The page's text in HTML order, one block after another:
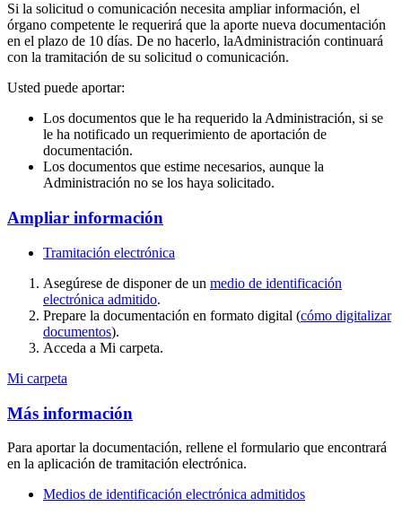
Si la solicitud o comunicación necesita ampliar información, el
órgano competente le requerirá que la aporte nueva documentación
en el plazo de 10 días. De no hacerlo, laAdministración continuará
con la tramitación de su solicitud o comunicación.
Usted puede aportar:
Los documentos que le ha requerido la Administración, si se
le ha notificado un requerimiento de aportación de
documentación.
Los documentos que estime necesarios, aunque la
Administración no se los haya solicitado.
Ampliar información
Tramitación electrónica
Asegúrese de disponer de un medio de identificación
electrónica admitido.
Prepare la documentación en formato digital (cómo digitalizar
documentos).
Acceda a Mi carpeta.
Mi carpeta
Más información
Para aportar la documentación, rellene el formulario que encontrará
en la aplicación de tramitación electrónica.
Medios de identificación electrónica admitidos